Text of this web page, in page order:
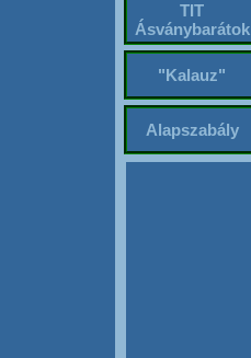
TIT
Ásványbarátok
"Kalauz"
Alapszabály